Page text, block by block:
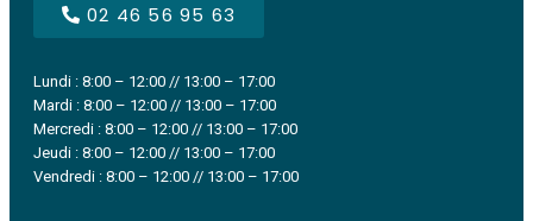
02 46 56 95 63
Lundi : 8:00 – 12:00 // 13:00 – 17:00
Mardi : 8:00 – 12:00 // 13:00 – 17:00
Mercredi : 8:00 – 12:00 // 13:00 – 17:00
Jeudi : 8:00 – 12:00 // 13:00 – 17:00
Vendredi : 8:00 – 12:00 // 13:00 – 17:00